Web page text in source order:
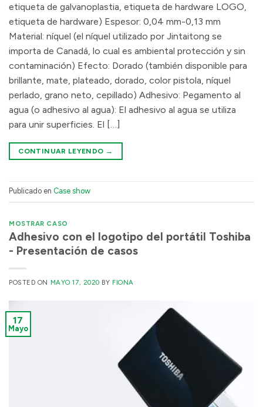
etiqueta de galvanoplastia, etiqueta de hardware LOGO,
etiqueta de hardware) Espesor: 0,04 mm-0,13 mm
Material: níquel (el níquel utilizado por Jintaitong se
importa de Canadá, lo cual es ambiental protección y sin
contaminación) Efecto: Dorado (también disponible para
brillante, mate, plateado, dorado, color pistola, níquel
perlado, grano neto, cepillado) Adhesivo: Pegamento al
agua (o adhesivo al agua): El adhesivo al agua se utiliza
para unir superficies. El […]
CONTINUAR LEYENDO →
Publicado en Case show
MOSTRAR CASO
Adhesivo con el logotipo del portátil Toshiba
- Presentación de casos
POSTED ON MAYO 17, 2020 BY FIONA
17
Mayo